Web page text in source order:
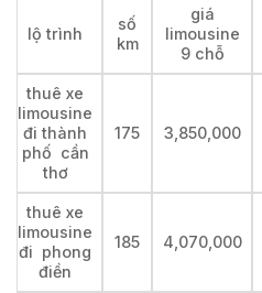
lộ trình
số
km
giá
limousine
9 chỗ
thuê xe
limousine
đi thành
phố cần
thơ
175 3,850,000
thuê xe
limousine
đi phong
điền
185 4,070,000